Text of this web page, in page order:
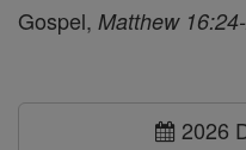
Gospel, Matthew
2026